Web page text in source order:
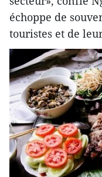
échoppe de
touristes et de